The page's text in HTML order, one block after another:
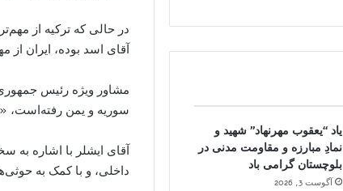
در حالی که ترکیه از
آقای اسد بوده، ایران
مشاور ویژه رئیس
سوریه و یمن رفته‌است،
آقای ایشلر با اشاره به
داخلی، و با کمک به
یاد “یعقوب مهرنهاد” شهید و
نمادِ مبارزه و مقاومت مدنی در
بلوچستان گرامی باد
آگوست 3, 2026